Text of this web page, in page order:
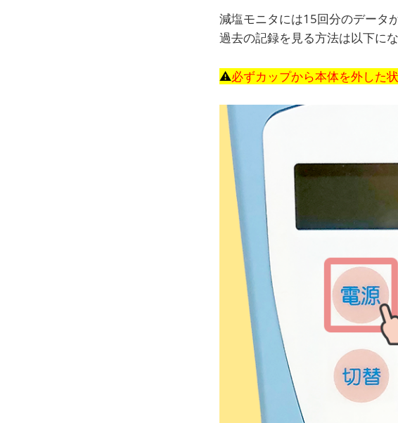
減塩モニタには15回分のデータ
過去の記録を見る方法は以下にな
⚠必ずカップから本体を外した